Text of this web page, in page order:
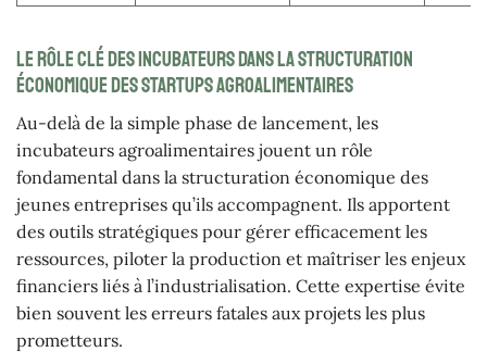
Le rôle clé des incubateurs dans la structuration
économique des startups agroalimentaires
Au-delà de la simple phase de lancement, les
incubateurs agroalimentaires jouent un rôle
fondamental dans la structuration économique des
jeunes entreprises qu’ils accompagnent. Ils apportent
des outils stratégiques pour gérer efficacement les
ressources, piloter la production et maîtriser les enjeux
financiers liés à l’industrialisation. Cette expertise évite
bien souvent les erreurs fatales aux projets les plus
prometteurs.